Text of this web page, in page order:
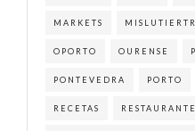
MARKETS
OPORTO OURENSE
PONTEVEDRA PORTO
RECETAS